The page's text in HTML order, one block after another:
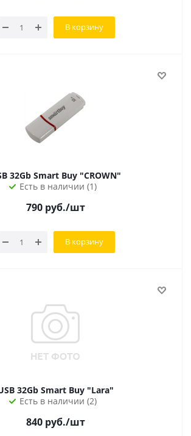
В корзину
32Gb Smart Buy "CROWN"
Есть в наличии (1)
790руб./шт
В корзину
32Gb Smart Buy "Lara"
Есть в наличии (2)
840руб./шт